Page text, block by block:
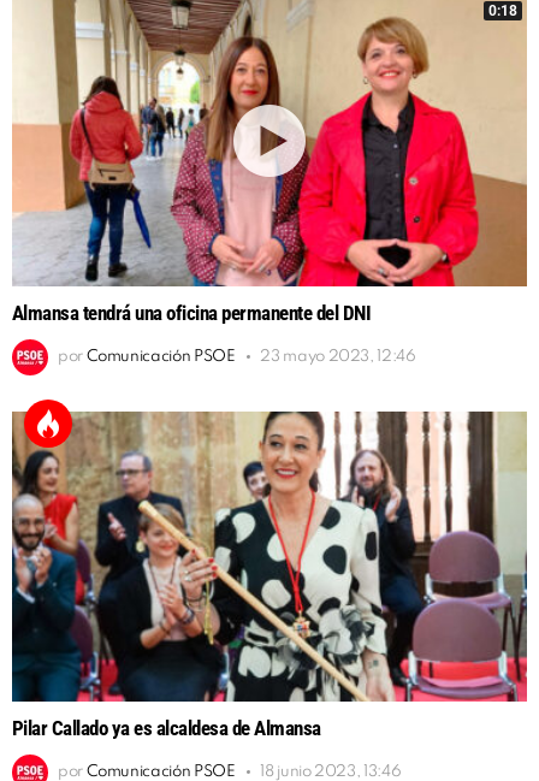
0:18
Almansa tendrá una oficina permanente del DNI
por Comunicación PSOE 23 mayo 2023, 12:46
Pilar Callado ya es alcaldesa de Almansa
por Comunicación PSOE 18 junio 2023, 13:46